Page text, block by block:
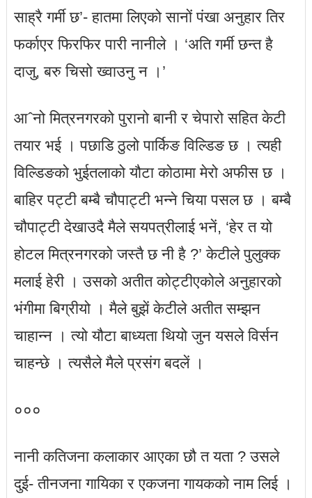
साह्रै गर्मी छ’- हातमा लिएको सानों पंखा अनुहार तिर
फर्काएर फिरफिर पारी नानीले । ‘अति गर्मी छन्त है
दाजु, बरु चिसो ख्वाउनु न ।’
आˆनो मित्रनगरको पुरानो बानी र चेपारो सहित केटी
तयार भई । पछाडि ठुलो पार्किङ विल्डिङ छ । त्यही
विल्डिङको भुईतलाको यौटा कोठामा मेरो अफीस छ ।
बाहिर पट्टी बम्बै चौपाट्टी भन्ने चिया पसल छ । बम्बै
चौपाट्टी देखाउदै मैले सयपत्रीलाई भनें, ‘हेर त यो
होटल मित्रनगरको जस्तै छ नी है ?’ केटीले पुलुक्क
मलाई हेरी । उसको अतीत कोट्टीएकोले अनुहारको
भंगीमा बिग्रीयो । मैले बुझें केटीले अतीत सम्झन
चाहान्न । त्यो यौटा बाध्यता थियो जुन यसले विर्सन
चाहन्छे । त्यसैले मैले प्रसंग बदलें ।
०००
नानी कतिजना कलाकार आएका छौ त यता ? उसले
दुई- तीनजना गायिका र एकजना गायकको नाम लिई ।